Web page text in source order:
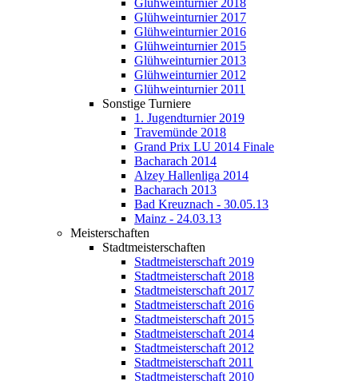
Glühweinturnier 2018
Glühweinturnier 2017
Glühweinturnier 2016
Glühweinturnier 2015
Glühweinturnier 2013
Glühweinturnier 2012
Glühweinturnier 2011
Sonstige Turniere
1. Jugendturnier 2019
Travemünde 2018
Grand Prix LU 2014 Finale
Bacharach 2014
Alzey Hallenliga 2014
Bacharach 2013
Bad Kreuznach - 30.05.13
Mainz - 24.03.13
Meisterschaften
Stadtmeisterschaften
Stadtmeisterschaft 2019
Stadtmeisterschaft 2018
Stadtmeisterschaft 2017
Stadtmeisterschaft 2016
Stadtmeisterschaft 2015
Stadtmeisterschaft 2014
Stadtmeisterschaft 2012
Stadtmeisterschaft 2011
Stadtmeisterschaft 2010